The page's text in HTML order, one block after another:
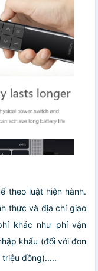
theo luật hiện hành.
thức và địa chỉ giao
khác như phí vận
khẩu (đối với đơn
đồng).....